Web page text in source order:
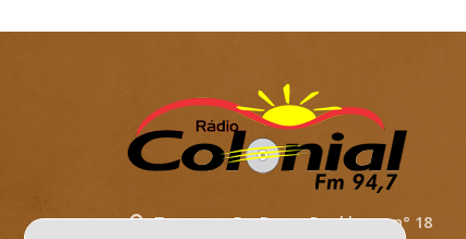
Travessa. Dr. Bruno Dockhorn, n° 18